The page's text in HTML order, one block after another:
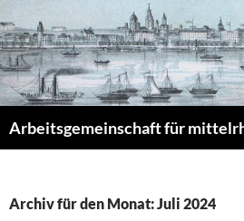
Inhalt
springen
Archiv für den Monat: Juli 2024